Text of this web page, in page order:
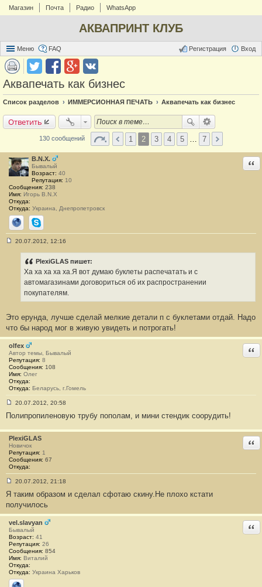
Магазин Почта Радио WhatsApp
АКВАПРИНТ КЛУБ
Меню FAQ Вход
Регистрация
Аквапечать как бизнес
Список разделов ИММЕРСИОННАЯ ПЕЧАТЬ Аквапечать как бизнес
Ответить
130 сообщений 1 2 3 4 5 7
B.N.X.
Бывалый
Возраст: 40
Репутация: 10
Сообщения: 238
Имя: Игорь B.N.X
Откуда:
Откуда: Украина, Днепропетровск
СайтSkype
2
20.07.2012, 12:16
PlexiGLAS пишет:
Ха ха ха ха ха.Я вот думаю буклеты распечатать и с
автомагазинами договориться об их распространении
покупателям.
Это ерунда, лучше сделай мелкие детали п с буклетами отдай. Надо
что бы народ мог в живую увидеть и потрогать!
olfex
Автор темы, Бывалый
Репутация: 8
Сообщения: 108
Имя: Олег
Откуда:
Откуда: Беларусь, г.Гомель
о
б
щ
е
н
и
е
2
2
20.07.2012, 20:58
Полипропиленовую трубу пополам, и мини стендик соорудить!
PlexiGLAS
Новичок
Репутация: 1
Сообщения: 67
Откуда:
о
б
щ
е
н
и
е
#
2
3
20.07.2012, 21:18
Я таким образом и сделал сфотаю скину.Не плохо кстати
получилось
vel.slavyan
Бывалый
Возраст: 41
Репутация: 26
Сообщения: 854
Имя: Виталий
Откуда:
Откуда: Украина Харьков